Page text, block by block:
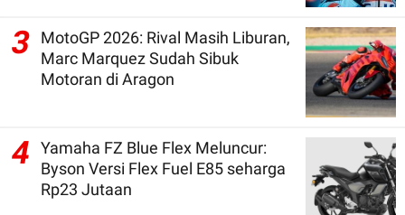
3
MotoGP 2026: Rival Masih Liburan,
Marc Marquez Sudah Sibuk
Motoran di Aragon
4
Yamaha FZ Blue Flex Meluncur:
Byson Versi Flex Fuel E85 seharga
Rp23 Jutaan